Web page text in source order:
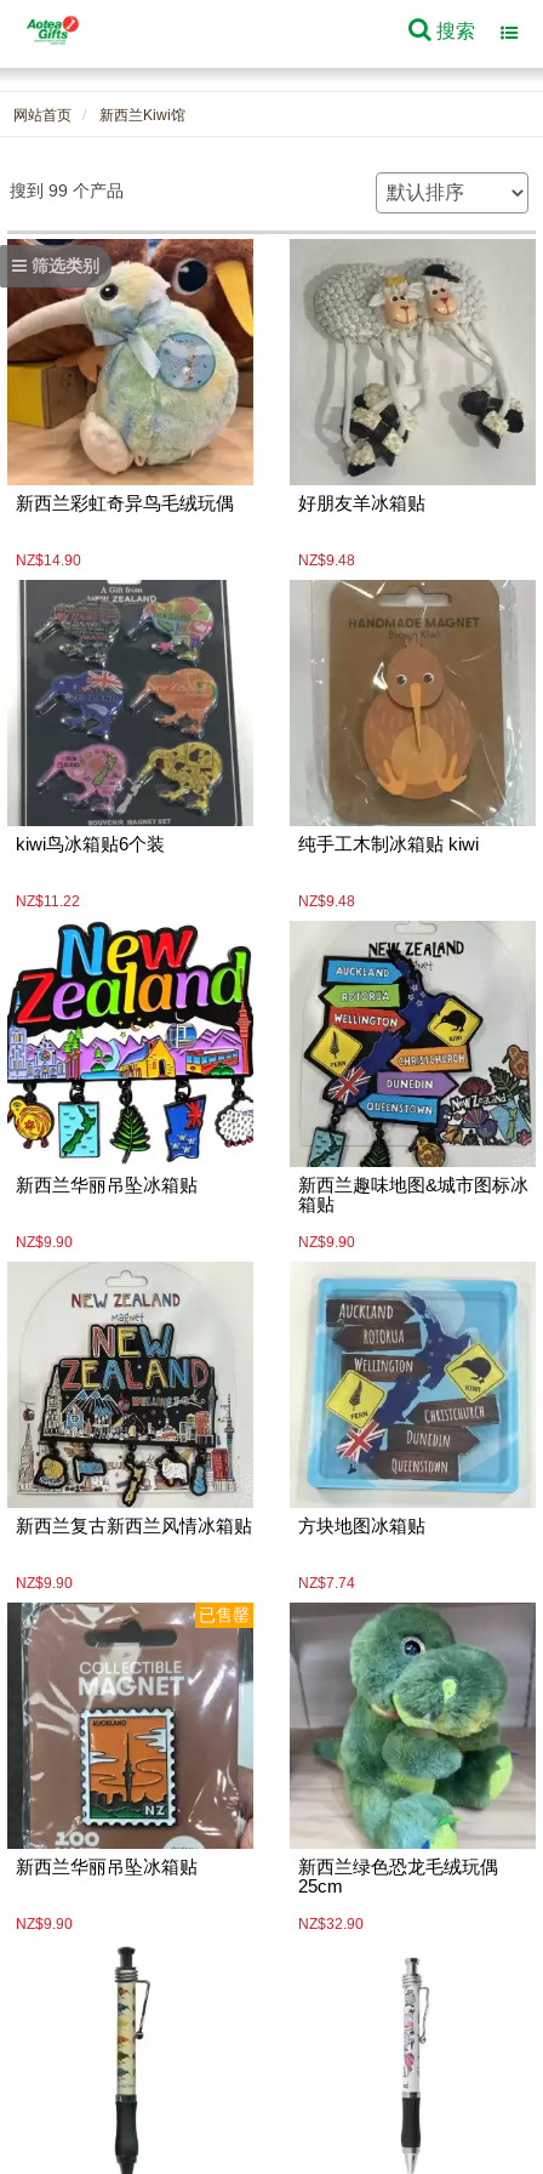
搜索
网站首页 新西兰Kiwi馆
筛选类别
搜到 99 个产品
新西兰彩虹奇异鸟毛绒玩偶
NZ$14.90
好朋友羊冰箱贴
NZ$9.48
kiwi鸟冰箱贴6个装
NZ$11.22
纯手工木制冰箱贴 kiwi
NZ$9.48
新西兰华丽吊坠冰箱贴
NZ$9.90
新西兰趣味地图&城市图标冰
箱贴
NZ$9.90
新西兰复古新西兰风情冰箱贴
NZ$9.90
方块地图冰箱贴
NZ$7.74
已售罄
新西兰华丽吊坠冰箱贴
NZ$9.90
新西兰绿色恐龙毛绒玩偶
25cm
NZ$32.90